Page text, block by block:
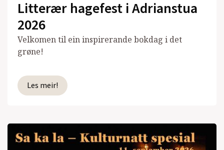
Litterær hagefest i Adrianstua
2026
Velkomen til ein inspirerande bokdag i det
grøne!
Les meir!